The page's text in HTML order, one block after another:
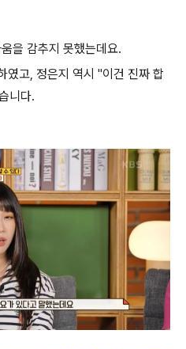
을 감추지 못했는데요.
였고, 정은지 역시 "이건 진짜 합
니다.